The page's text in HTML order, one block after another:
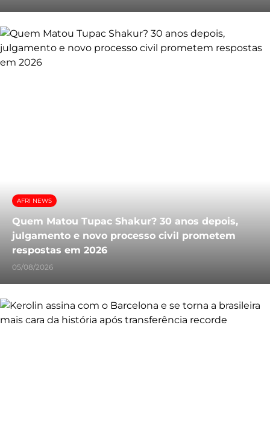
AFRI NEWS
Quem Matou Tupac Shakur? 30 anos depois,
julgamento e novo processo civil prometem
respostas em 2026
05/08/2026